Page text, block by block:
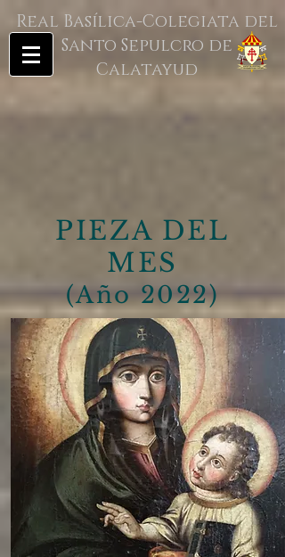
Real Basílica-Colegiata del
Santo Sepulcro de
Calatayud
PIEZA DEL
MES
(Año 2022)